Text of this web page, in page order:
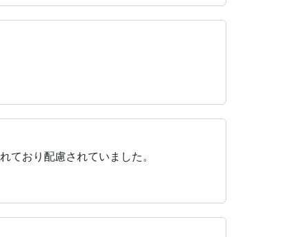
ており配慮されていました。